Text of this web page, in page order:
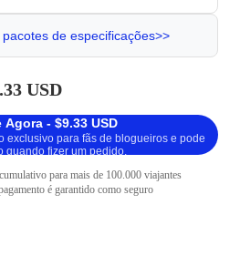
de especificações>>
USD
Agora - $9.33 USD
exclusivo para fãs de blogueiros e pode
quando fizer um pedido.
para mais de 100.000 viajantes
é garantido como seguro